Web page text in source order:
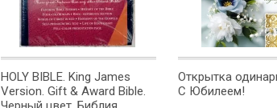
HOLY BIBLE. King James
Version. Gift & Award Bible.
Открытка
С Юбилеем!